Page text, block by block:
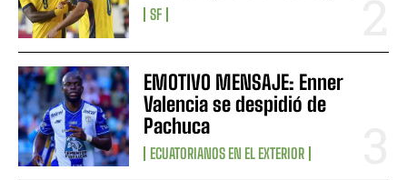
SF
EMOTIVO MENSAJE: Enner
Valencia se despidió de
Pachuca
ECUATORIANOS EN EL EXTERIOR